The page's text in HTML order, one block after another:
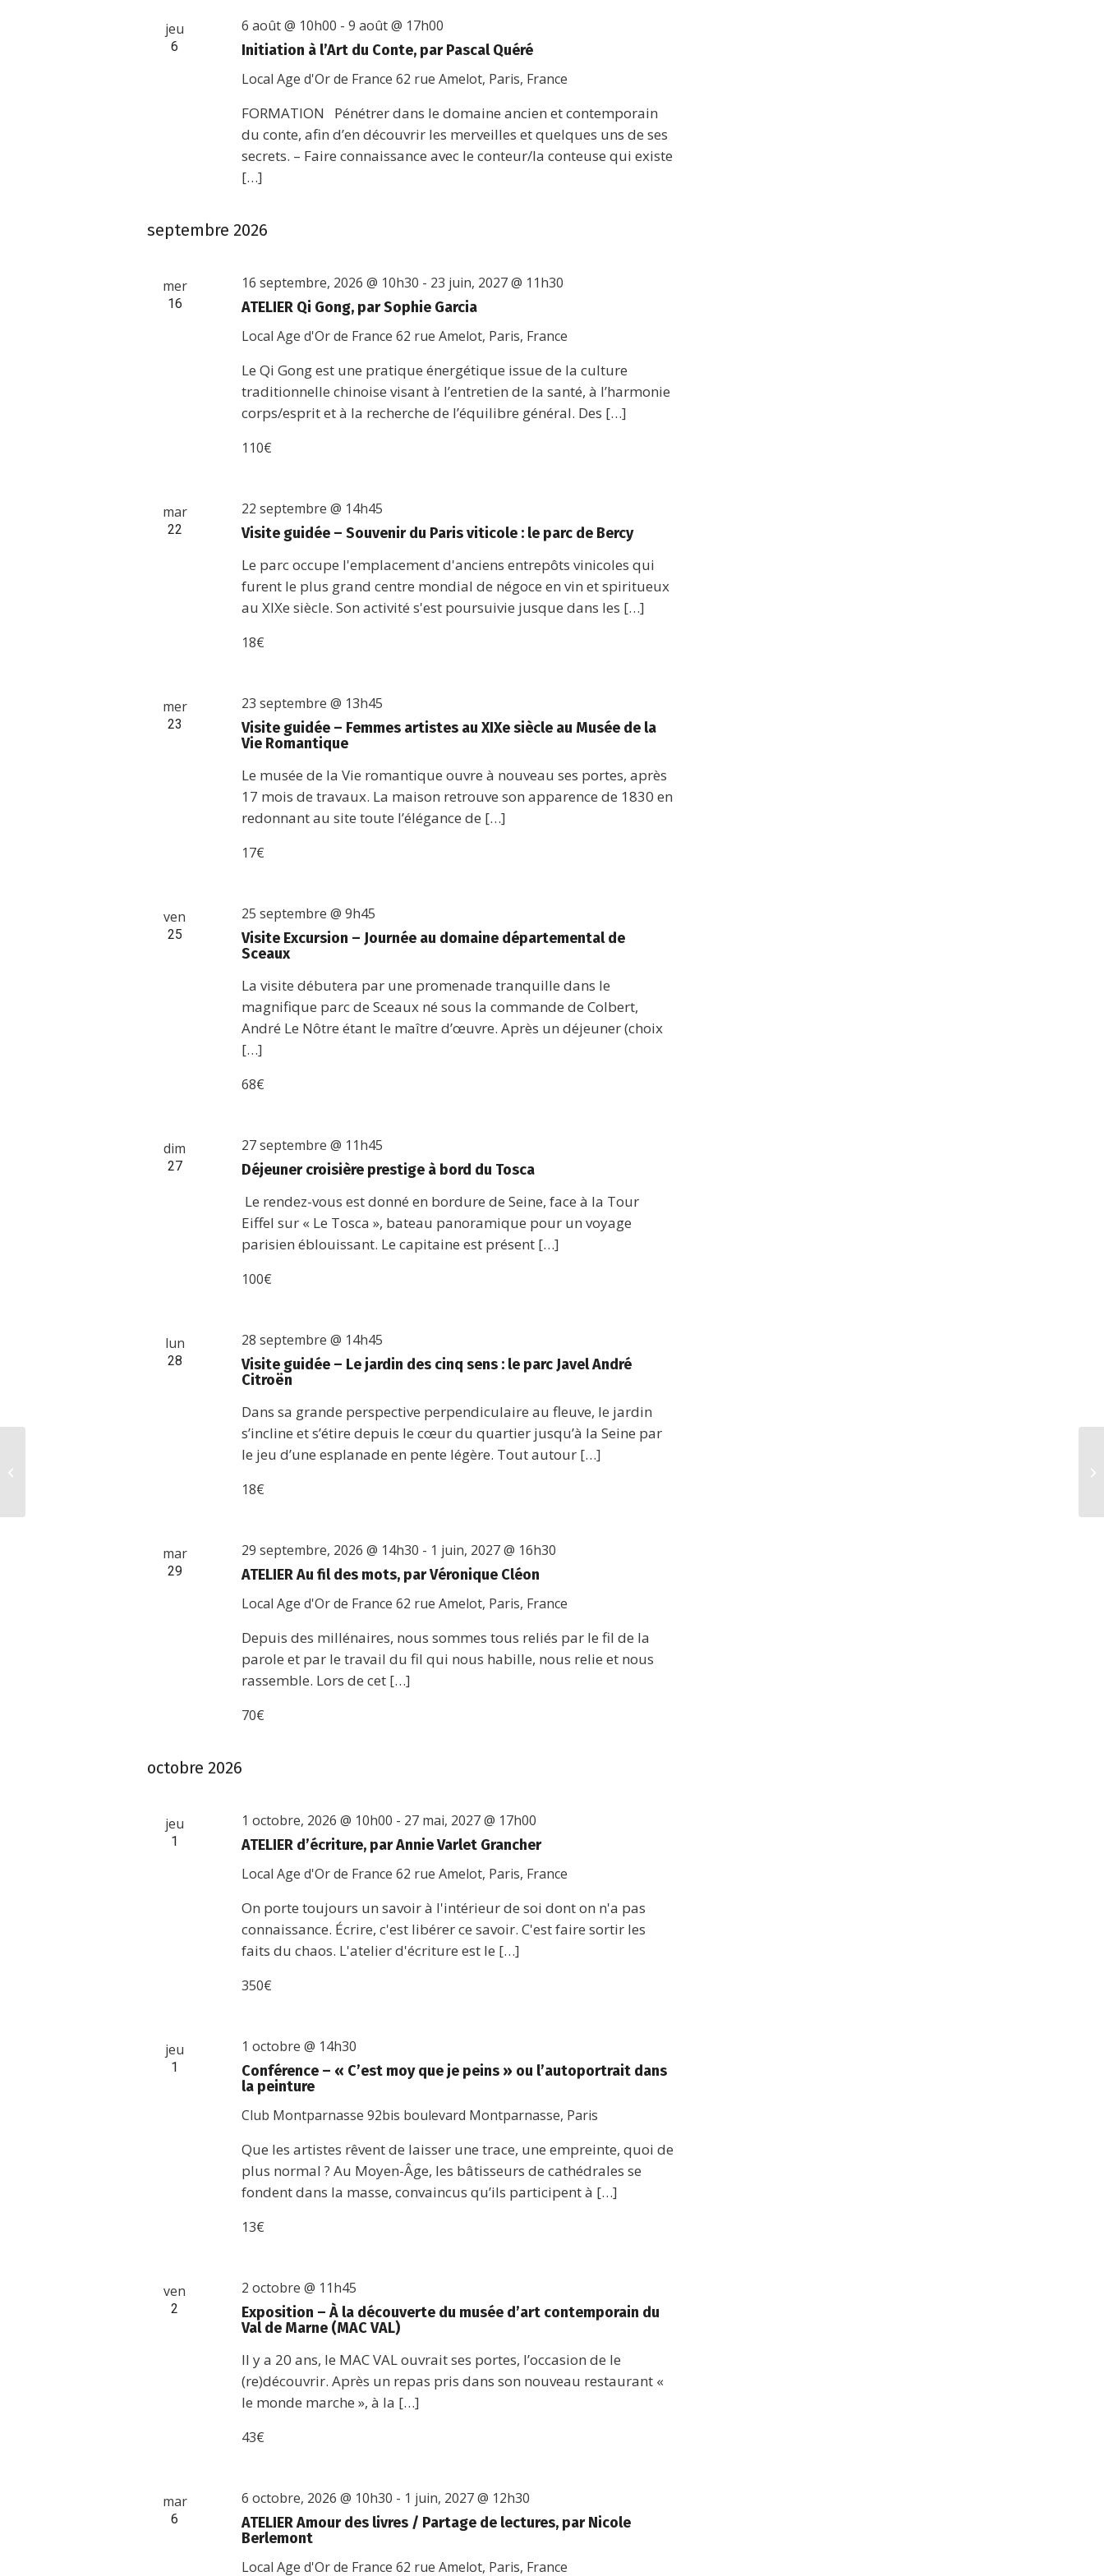
jeu
6 Initiation à l’Art du Conte, par Pascal Quéré
6 août @ 10h00 -9 août @ 17h00
Local Age d'Or de France62 rue Amelot, Paris, France
FORMATION Pénétrer dans le domaine ancien et contemporain
du conte, afin d’en découvrir les merveilles et quelques uns de ses
secrets. – Faire connaissance avec le conteur/la conteuse qui existe
[…]
septembre 2026
mer
16 ATELIER Qi Gong, par Sophie Garcia
16 septembre, 2026 @ 10h30 - 23 juin, 2027 @ 11h30
Local Age d'Or de France62 rue Amelot, Paris, France
Le Qi Gong est une pratique énergétique issue de la culture
traditionnelle chinoise visant à l’entretien de la santé, à l’harmonie
corps/esprit et à la recherche de l’équilibre général. Des […]
110€
mar
22 Visite guidée – Souvenir du Paris viticole : le parc de Bercy
22 septembre @ 14h45
Le parc occupe l'emplacement d'anciens entrepôts vinicoles qui
furent le plus grand centre mondial de négoce en vin et spiritueux
au XIXe siècle. Son activité s'est poursuivie jusque dans les […]
18€
mer
23
Visite guidée – Femmes artistes au XIXe siècle au Musée de la
Vie Romantique
23 septembre @ 13h45
Le musée de la Vie romantique ouvre à nouveau ses portes, après
17 mois de travaux. La maison retrouve son apparence de 1830 en
redonnant au site toute l’élégance de […]
17€
ven
25
Visite Excursion – Journée au domaine départemental de
Sceaux
25 septembre @ 9h45
La visite débutera par une promenade tranquille dans le
magnifique parc de Sceaux né sous la commande de Colbert,
André Le Nôtre étant le maître d’œuvre. Après un déjeuner (choix
[…]
68€
dim
27 Déjeuner croisière prestige à bord du Tosca
27 septembre @ 11h45
Le rendez-vous est donné en bordure de Seine, face à la Tour
Eiffel sur « Le Tosca », bateau panoramique pour un voyage
parisien éblouissant. Le capitaine est présent […]
100€
lun
28
Visite guidée – Le jardin des cinq sens : le parc Javel André
Citroën
28 septembre @ 14h45
Dans sa grande perspective perpendiculaire au fleuve, le jardin
s’incline et s’étire depuis le cœur du quartier jusqu’à la Seine par
le jeu d’une esplanade en pente légère. Tout autour […]
18€
mar
29 ATELIER Au fil des mots, par Véronique Cléon
29 septembre, 2026 @ 14h30 - 1 juin, 2027 @ 16h30
Local Age d'Or de France62 rue Amelot, Paris, France
Depuis des millénaires, nous sommes tous reliés par le fil de la
parole et par le travail du fil qui nous habille, nous relie et nous
rassemble. Lors de cet […]
70€
octobre 2026
jeu
1 ATELIER d’écriture, par Annie Varlet Grancher
1 octobre, 2026 @ 10h00 - 27 mai, 2027 @ 17h00
Local Age d'Or de France62 rue Amelot, Paris, France
On porte toujours un savoir à l'intérieur de soi dont on n'a pas
connaissance. Écrire, c'est libérer ce savoir. C'est faire sortir les
faits du chaos. L'atelier d'écriture est le […]
350€
jeu
1
Conférence – « C’est moy que je peins » ou l’autoportrait dans
la peinture
1 octobre @ 14h30
Club Montparnasse92bis boulevard Montparnasse, Paris
Que les artistes rêvent de laisser une trace, une empreinte, quoi de
plus normal ? Au Moyen-Âge, les bâtisseurs de cathédrales se
fondent dans la masse, convaincus qu’ils participent à […]
13€
ven
2
Exposition – À la découverte du musée d’art contemporain du
Val de Marne (MAC VAL)
2 octobre @ 11h45
Il y a 20 ans, le MAC VAL ouvrait ses portes, l’occasion de le
(re)découvrir. Après un repas pris dans son nouveau restaurant «
le monde marche », à la […]
43€
mar
6
ATELIER Amour des livres / Partage de lectures, par Nicole
Berlemont
6 octobre, 2026 @ 10h30 - 1 juin, 2027 @ 12h30
Local Age d'Or de France62 rue Amelot, Paris, France